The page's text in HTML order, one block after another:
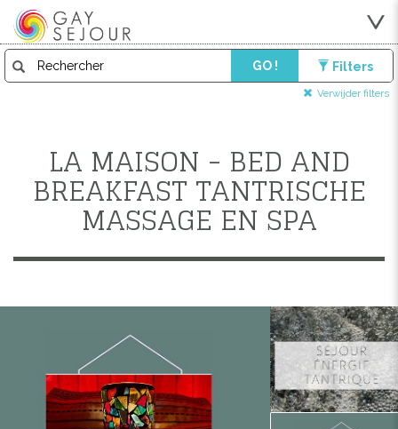
GO ! Filters
Verwijder filters
LA MAISON - BED AND
BREAKFAST TANTRISCHE
MASSAGE EN SPA